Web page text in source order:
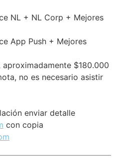
NL + NL Corp + Mejores
App Push + Mejores
$180.000
no es necesario asistir
enviar detalle
con copia